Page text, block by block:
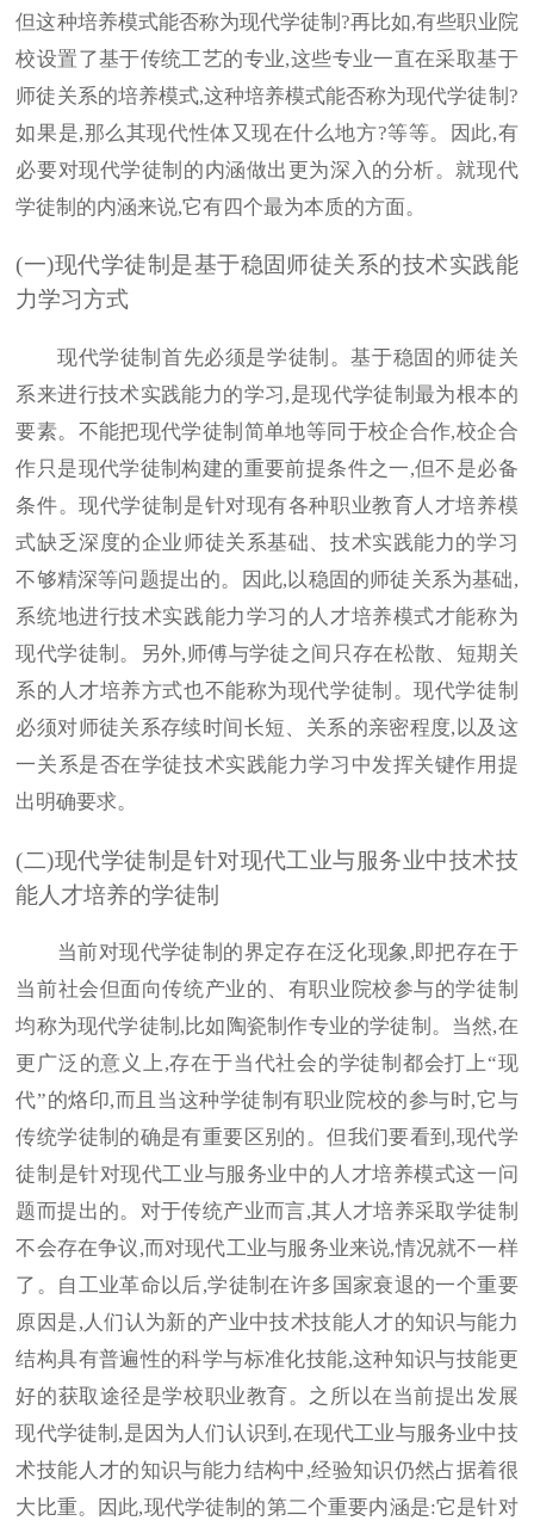
但这种培养模式能否称为现代学徒制?再比如,有些职业院
校设置了基于传统工艺的专业,这些专业一直在采取基于
师徒关系的培养模式,这种培养模式能否称为现代学徒制?
如果是,那么其现代性体又现在什么地方?等等。因此,有
必要对现代学徒制的内涵做出更为深入的分析。就现代
学徒制的内涵来说,它有四个最为本质的方面。
(一)现代学徒制是基于稳固师徒关系的技术实践能
力学习方式
现代学徒制首先必须是学徒制。基于稳固的师徒关
系来进行技术实践能力的学习,是现代学徒制最为根本的
要素。不能把现代学徒制简单地等同于校企合作,校企合
作只是现代学徒制构建的重要前提条件之一,但不是必备
条件。现代学徒制是针对现有各种职业教育人才培养模
式缺乏深度的企业师徒关系基础、技术实践能力的学习
不够精深等问题提出的。因此,以稳固的师徒关系为基础,
系统地进行技术实践能力学习的人才培养模式才能称为
现代学徒制。另外,师傅与学徒之间只存在松散、短期关
系的人才培养方式也不能称为现代学徒制。现代学徒制
必须对师徒关系存续时间长短、关系的亲密程度,以及这
一关系是否在学徒技术实践能力学习中发挥关键作用提
出明确要求。
(二)现代学徒制是针对现代工业与服务业中技术技
能人才培养的学徒制
当前对现代学徒制的界定存在泛化现象,即把存在于
当前社会但面向传统产业的、有职业院校参与的学徒制
均称为现代学徒制,比如陶瓷制作专业的学徒制。当然,在
更广泛的意义上,存在于当代社会的学徒制都会打上“现
代”的烙印,而且当这种学徒制有职业院校的参与时,它与
传统学徒制的确是有重要区别的。但我们要看到,现代学
徒制是针对现代工业与服务业中的人才培养模式这一问
题而提出的。对于传统产业而言,其人才培养采取学徒制
不会存在争议,而对现代工业与服务业来说,情况就不一样
了。自工业革命以后,学徒制在许多国家衰退的一个重要
原因是,人们认为新的产业中技术技能人才的知识与能力
结构具有普遍性的科学与标准化技能,这种知识与技能更
好的获取途径是学校职业教育。之所以在当前提出发展
现代学徒制,是因为人们认识到,在现代工业与服务业中技
术技能人才的知识与能力结构中,经验知识仍然占据着很
大比重。因此,现代学徒制的第二个重要内涵是:它是针对